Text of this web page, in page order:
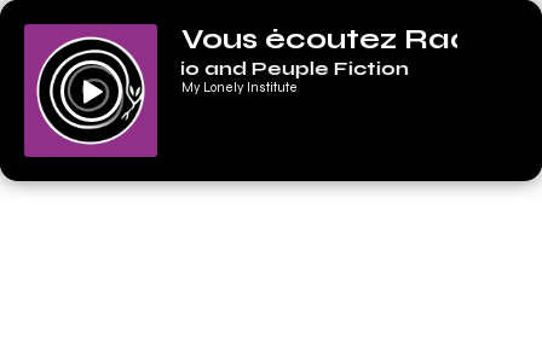
Lecteur
Vous écoutez Radio
Fantazio and Peuple Fiction
My Lonely Institute